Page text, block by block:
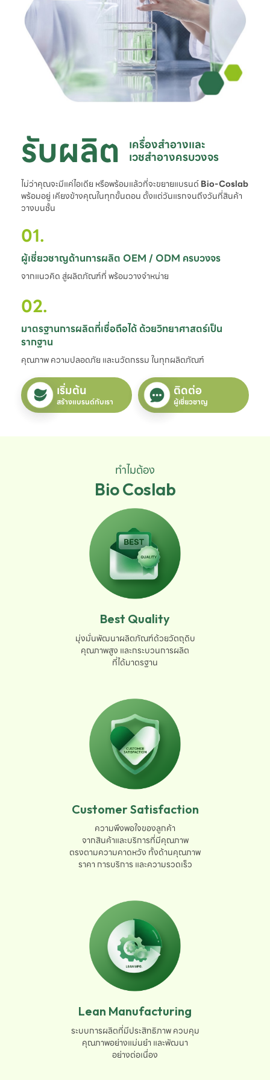
รับผลิต เครื่องสำอางและ
เวชสำอางครบวงจร
ไม่ว่าคุณจะมีแค่ไอเดีย หรือพร้อมแล้วที่จะขยายแบรนด์Bio-Coslab
พร้อมอยู่ เคียงข้างคุณในทุกขั้นตอน ตั้งแต่วันแรกจนถึงวันที่สินค้า
วางบนชั้น
01.
ผู้เชี่ยวชาญด้านการผลิต OEM / ODM ครบวงจร
จากแนวคิด สู่ผลิตภัณฑ์ที่ พร้อมวางจำหน่าย
02.
มาตรฐานการผลิตที่เชื่อถือได้ ด้วยวิทยาศาสตร์เป็น
รากฐาน
คุณภาพ ความปลอดภัย และนวัตกรรม ในทุกผลิตภัณฑ์
เริ่มต้น
สร้างแบรนด์กับเรา
ติดต่อ
ผู้เชี่ยวชาญ
ทำไมต้อง
Bio Coslab
Best Quality
มุ่งมั่นพัฒนาผลิตภัณฑ์ด้วยวัตถุดิบ
คุณภาพสูง และกระบวนการผลิต
ที่ได้มาตรฐาน
Customer Satisfaction
ความพึงพอใจของลูกค้า
จากสินค้าและบริการที่มีคุณภาพ
ตรงตามความคาดหวัง ทั้งด้านคุณภาพ
ราคา การบริการ และความรวดเร็ว
Lean Manufacturing
ระบบการผลิตที่มีประสิทธิภาพ ควบคุม
คุณภาพอย่างแม่นยำ และพัฒนา
อย่างต่อเนื่อง